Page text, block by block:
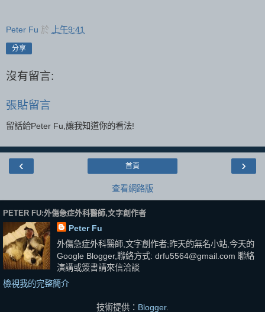
Peter Fu 於 上午9:41
分享
沒有留言:
張貼留言
留話給Peter Fu,讓我知道你的看法!
‹ ›
首頁
查看網路版
PETER FU:外傷急症外科醫師,文字創作者
Peter Fu
外傷急症外科醫師,文字創作者;昨天的無名小站,今天的
Google Blogger,聯絡方式: drfu5564@gmail.com 聯絡
演講或簽書請來信洽談
檢視我的完整簡介
技術提供： Blogger.